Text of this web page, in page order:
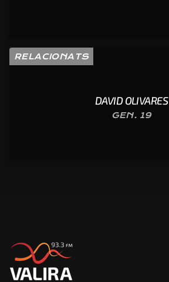
RELACIONATS
DAVID OLIVARES
GEN. 19